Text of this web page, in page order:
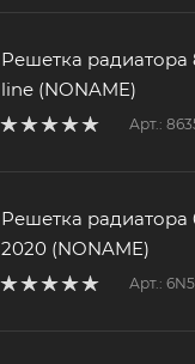
Решетка радиатора
line (NONAME)
Арт.:
Решетка радиатора
2020 (NONAME)
Арт.: